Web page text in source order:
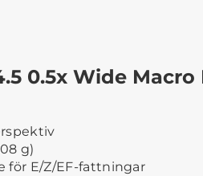
0.5x Wide Macro
g)
för E/Z/EF-fattningar